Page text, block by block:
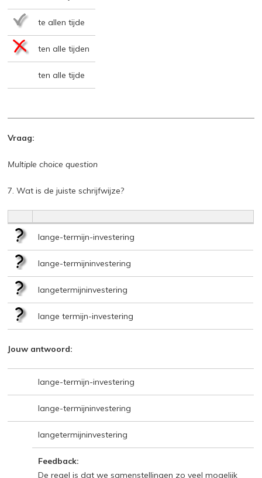
te allen tijde
ten alle tijden
ten alle tijde
Vraag:
Multiple choice question
7. Wat is de juiste schrijfwijze?
lange-termijn-investering
lange-termijninvestering
langetermijninvestering
lange termijn-investering
Jouw antwoord:
lange-termijn-investering
lange-termijninvestering
langetermijninvestering
Feedback:
De regel is dat we samenstellingen zo veel mogelijk